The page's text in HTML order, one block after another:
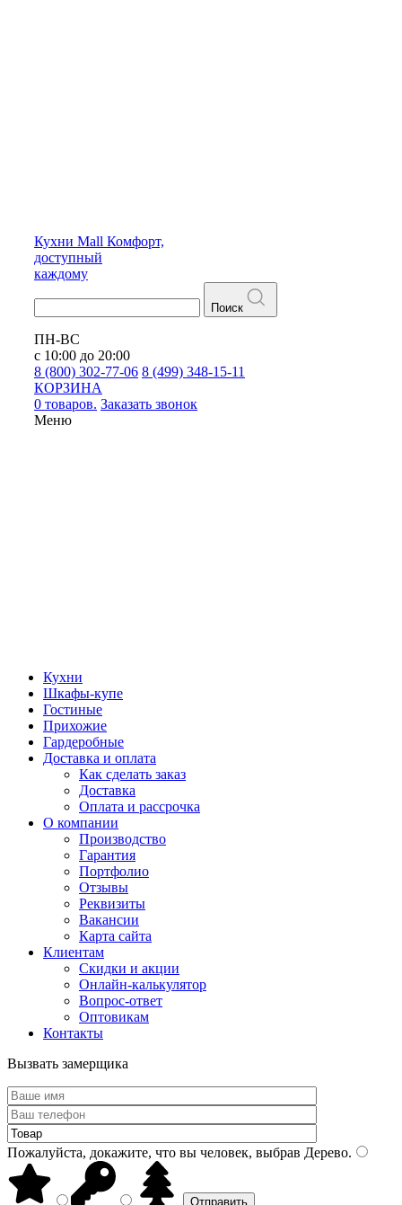
Кухни Mall Комфорт,
доступный
каждому
Поиск
ПН-ВС
с 10:00 до 20:00
8 (800) 302-77-06 8 (499) 348-15-11
КОРЗИНА
0 товаров. Заказать звонок
Меню
Кухни
Шкафы-купе
Гостиные
Прихожие
Гардеробные
Доставка и оплата
Как сделать заказ
Доставка
Оплата и рассрочка
О компании
Производство
Гарантия
Портфолио
Отзывы
Реквизиты
Вакансии
Карта сайта
Клиентам
Скидки и акции
Онлайн-калькулятор
Вопрос-ответ
Оптовикам
Контакты
Вызвать замерщика
Пожалуйста, докажите, что вы человек, выбрав Дерево.